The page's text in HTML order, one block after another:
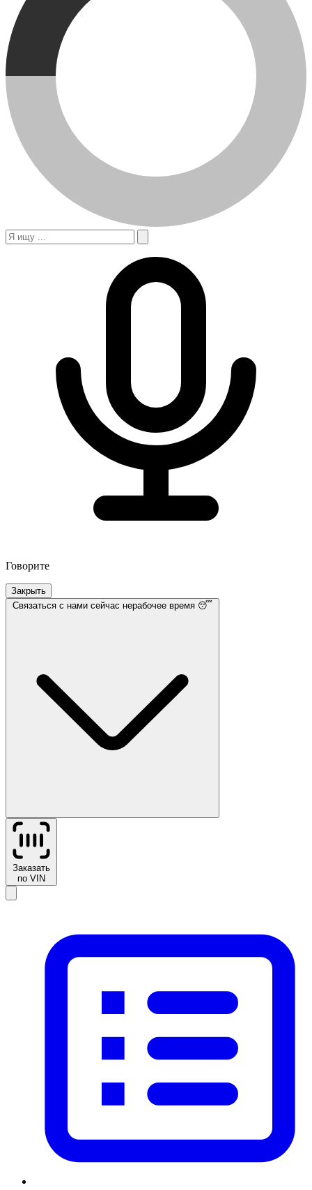
Говорите
Закрыть
Связаться с нами сейчас нерабочее время 😴
Заказать
по VIN